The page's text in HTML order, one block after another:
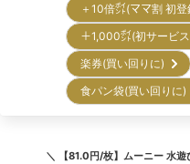
＋10倍㌽(ママ割 初
＋1,000㌽(初サービ
楽券(買い回りに)
食パン袋(買い回り
＼ 【81.0円/枚】ムーニー 水